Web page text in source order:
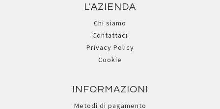
L'AZIENDA
Chi siamo
Contattaci
Privacy Policy
Cookie
INFORMAZIONI
Metodi di pagamento